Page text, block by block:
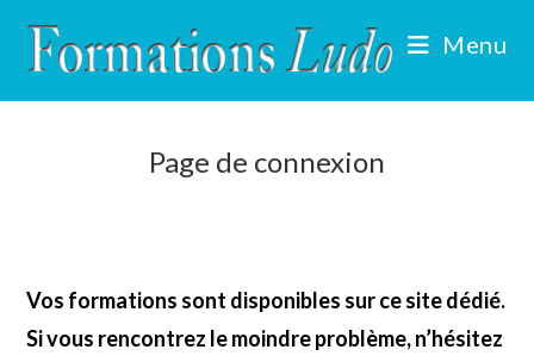
content
Menu
Page de connexion
Vos formations sont disponibles sur ce site dédié.
Si vous rencontrez le moindre problème, n’hésitez